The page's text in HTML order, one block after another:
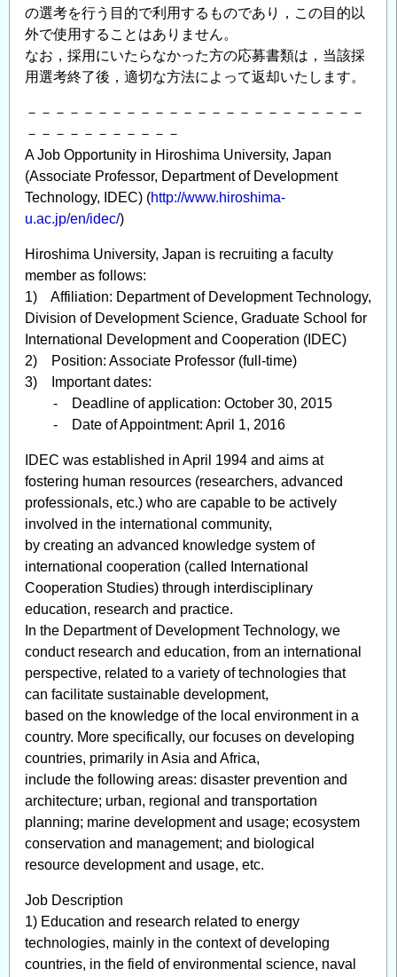
の選考を行う目的で利用するものであり，この目的以
外で使用することはありません。
なお，採用にいたらなかった方の応募書類は，当該採
用選考終了後，適切な方法によって返却いたします。
－－－－－－－－－－－－－－－－－－－－－－－－
－－－－－－－－－－－
A Job Opportunity in Hiroshima University, Japan
(Associate Professor, Department of Development
Technology, IDEC) (http://www.hiroshima-
u.ac.jp/en/idec/)
Hiroshima University, Japan is recruiting a faculty
member as follows:
1) Affiliation: Department of Development Technology,
Division of Development Science, Graduate School for
International Development and Cooperation (IDEC)
2) Position: Associate Professor (full-time)
3) Important dates:
- Deadline of application: October 30, 2015
- Date of Appointment: April 1, 2016
IDEC was established in April 1994 and aims at
fostering human resources (researchers, advanced
professionals, etc.) who are capable to be actively
involved in the international community,
by creating an advanced knowledge system of
international cooperation (called International
Cooperation Studies) through interdisciplinary
education, research and practice.
In the Department of Development Technology, we
conduct research and education, from an international
perspective, related to a variety of technologies that
can facilitate sustainable development,
based on the knowledge of the local environment in a
country. More specifically, our focuses on developing
countries, primarily in Asia and Africa,
include the following areas: disaster prevention and
architecture; urban, regional and transportation
planning; marine development and usage; ecosystem
conservation and management; and biological
resource development and usage, etc.
Job Description
1) Education and research related to energy
technologies, mainly in the context of developing
countries, in the field of environmental science, naval